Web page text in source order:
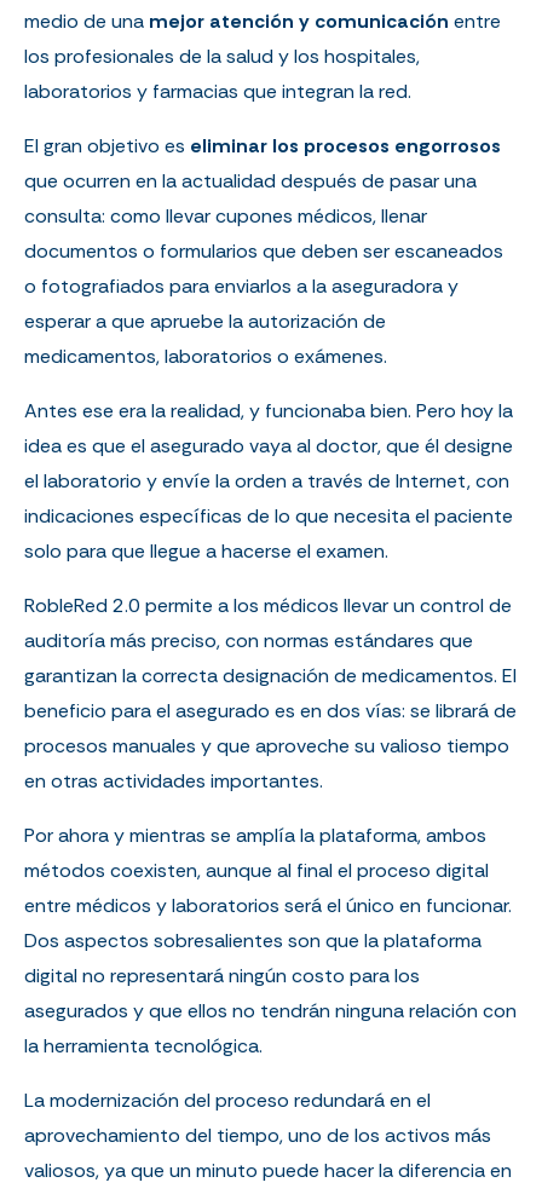
medio de una mejor atención y comunicación entre
los profesionales de la salud y los hospitales,
laboratorios y farmacias que integran la red.
El gran objetivo es eliminar los procesos engorrosos
que ocurren en la actualidad después de pasar una
consulta: como llevar cupones médicos, llenar
documentos o formularios que deben ser escaneados
o fotografiados para enviarlos a la aseguradora y
esperar a que apruebe la autorización de
medicamentos, laboratorios o exámenes.
Antes ese era la realidad, y funcionaba bien. Pero hoy la
idea es que el asegurado vaya al doctor, que él designe
el laboratorio y envíe la orden a través de Internet, con
indicaciones específicas de lo que necesita el paciente
solo para que llegue a hacerse el examen.
RobleRed 2.0 permite a los médicos llevar un control de
auditoría más preciso, con normas estándares que
garantizan la correcta designación de medicamentos. El
beneficio para el asegurado es en dos vías: se librará de
procesos manuales y que aproveche su valioso tiempo
en otras actividades importantes.
Por ahora y mientras se amplía la plataforma, ambos
métodos coexisten, aunque al final el proceso digital
entre médicos y laboratorios será el único en funcionar.
Dos aspectos sobresalientes son que la plataforma
digital no representará ningún costo para los
asegurados y que ellos no tendrán ninguna relación con
la herramienta tecnológica.
La modernización del proceso redundará en el
aprovechamiento del tiempo, uno de los activos más
valiosos, ya que un minuto puede hacer la diferencia en